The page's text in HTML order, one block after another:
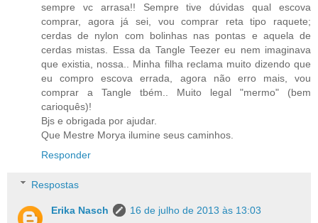
sempre vc arrasa!! Sempre tive dúvidas qual escova
comprar, agora já sei, vou comprar reta tipo raquete;
cerdas de nylon com bolinhas nas pontas e aquela de
cerdas mistas. Essa da Tangle Teezer eu nem imaginava
que existia, nossa.. Minha filha reclama muito dizendo que
eu compro escova errada, agora não erro mais, vou
comprar a Tangle tbém.. Muito legal "mermo" (bem
carioquês)!
Bjs e obrigada por ajudar.
Que Mestre Morya ilumine seus caminhos.
Responder
Respostas
Erika Nasch
16 de julho de 2013 às 13:03